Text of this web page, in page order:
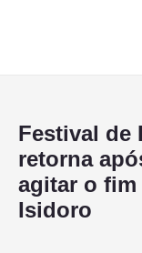
Festival de
retorna
agitar o fim
Isidoro